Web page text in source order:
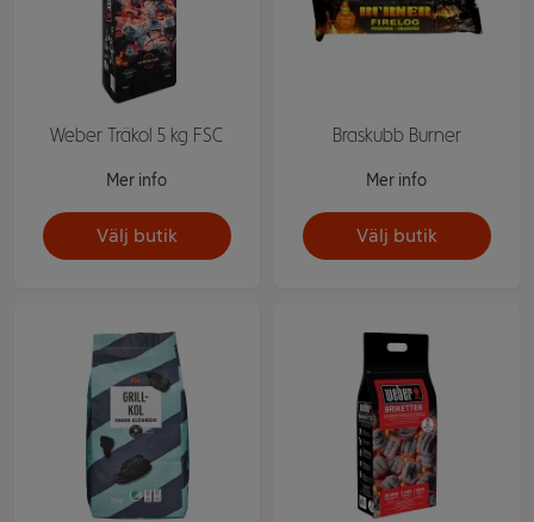
Weber Träkol 5 kg FSC
Mer info
Välj butik
Braskubb Burner
Mer info
Välj butik